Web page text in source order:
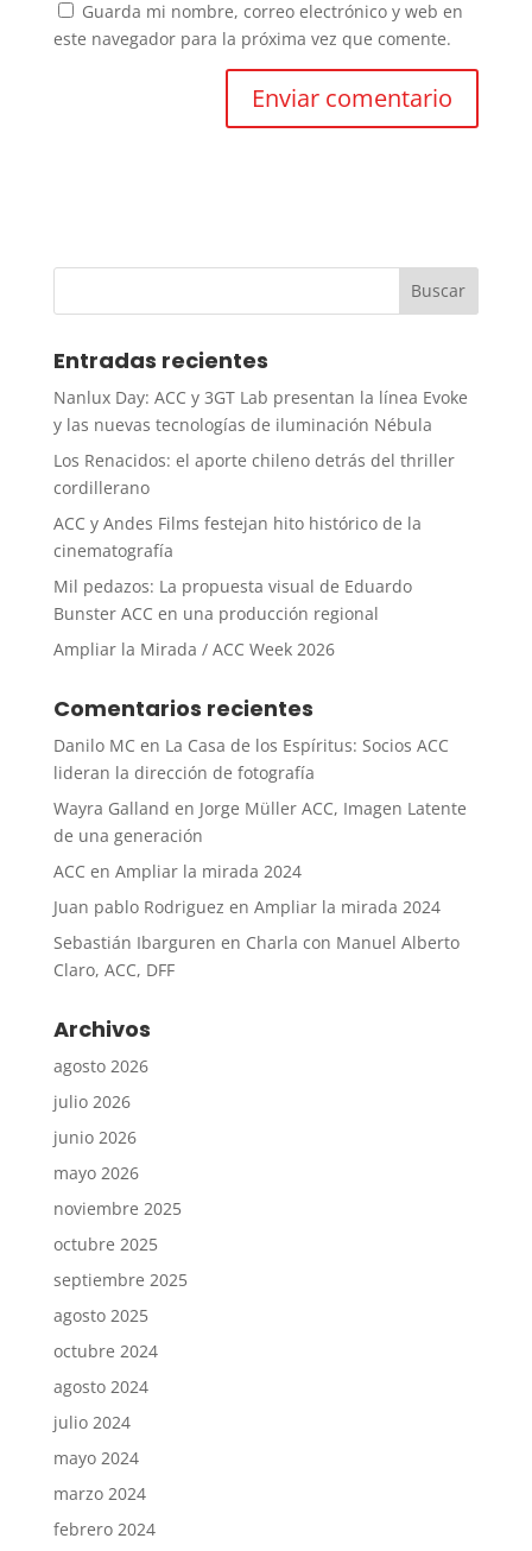
Guarda mi nombre, correo electrónico y web en
este navegador para la próxima vez que comente.
Entradas recientes
Nanlux Day: ACC y 3GT Lab presentan la línea Evoke
y las nuevas tecnologías de iluminación Nébula
Los Renacidos: el aporte chileno detrás del thriller
cordillerano
ACC y Andes Films festejan hito histórico de la
cinematografía
Mil pedazos: La propuesta visual de Eduardo
Bunster ACC en una producción regional
Ampliar la Mirada / ACC Week 2026
Comentarios recientes
Danilo MC en La Casa de los Espíritus: Socios ACC
lideran la dirección de fotografía
Wayra Galland en Jorge Müller ACC, Imagen Latente
de una generación
ACC en Ampliar la mirada 2024
Juan pablo Rodriguez en Ampliar la mirada 2024
Sebastián Ibarguren en Charla con Manuel Alberto
Claro, ACC, DFF
Archivos
agosto 2026
julio 2026
junio 2026
mayo 2026
noviembre 2025
octubre 2025
septiembre 2025
agosto 2025
octubre 2024
agosto 2024
julio 2024
mayo 2024
marzo 2024
febrero 2024